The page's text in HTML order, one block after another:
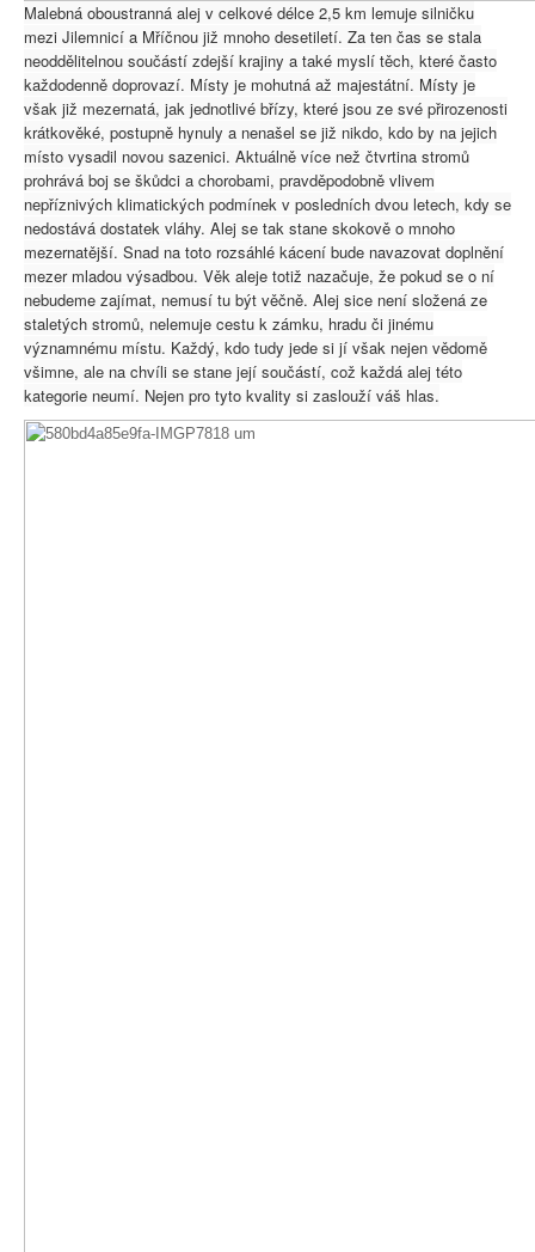
Malebná oboustranná alej v celkové délce 2,5 km lemuje silničku
mezi Jilemnicí a Mříčnou již mnoho desetiletí. Za ten čas se stala
neoddělitelnou součástí zdejší krajiny a také myslí těch, které často
každodenně doprovazí. Místy je mohutná až majestátní. Místy je
však již mezernatá, jak jednotlivé břízy, které jsou ze své přirozenosti
krátkověké, postupně hynuly a nenašel se již nikdo, kdo by na jejich
místo vysadil novou sazenici. Aktuálně více než čtvrtina stromů
prohrává boj se škůdci a chorobami, pravděpodobně vlivem
nepříznivých klimatických podmínek v posledních dvou letech, kdy se
nedostává dostatek vláhy. Alej se tak stane skokově o mnoho
mezernatější. Snad na toto rozsáhlé kácení bude navazovat doplnění
mezer mladou výsadbou. Věk aleje totiž nazačuje, že pokud se o ní
nebudeme zajímat, nemusí tu být věčně. Alej sice není složená ze
staletých stromů, nelemuje cestu k zámku, hradu či jinému
významnému místu. Každý, kdo tudy jede si jí však nejen vědomě
všimne, ale na chvíli se stane její součástí, což každá alej této
kategorie neumí. Nejen pro tyto kvality si zaslouží váš hlas.